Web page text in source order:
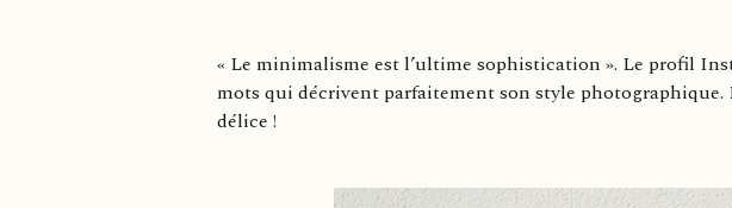
« Le minimalisme est l’ultime sophistication ». Le profil
mots qui décrivent parfaitement son style
délice !